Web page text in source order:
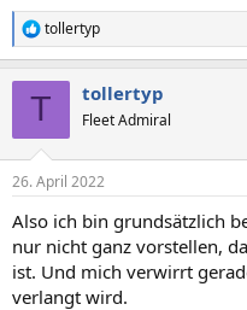
R
e
e
:
tollertyp
T tollertyp
Fleet Admiral
26. April 2022
Also ich bin grundsätzlich
nur nicht ganz vorstellen,
ist. Und mich verwirrt
verlangt wird.